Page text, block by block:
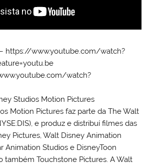
https://www.youtube.com/watch?
watch?
Studios Motion Pictures
Motion Pictures faz parte da The Walt
e produz e distribuí filmes das
Pictures, Walt Disney Animation
Animation Studios e DisneyToon
também Touchstone Pictures. A Walt